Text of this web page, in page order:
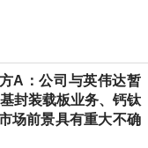
A：公司与英伟达暂
封装载板业务、钙钛
场前景具有重大不确